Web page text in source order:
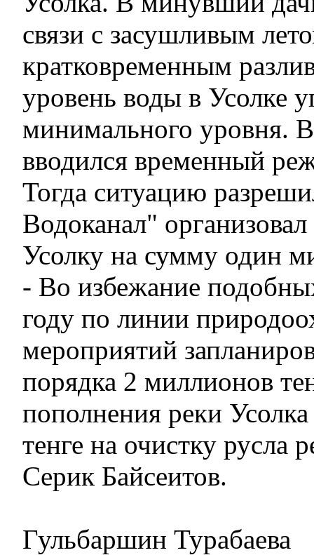
связи с засушливым
кратковременным
уровень воды в Усолке
минимального уровня. В
вводился временный
Тогда ситуацию
Водоканал"
Усолку на сумму один
- Во избежание
году по линии
мероприятий
порядка 2 миллионов
пополнения реки
тенге на очистку
Серик Байсеитов.
Гульбаршин Турабаева